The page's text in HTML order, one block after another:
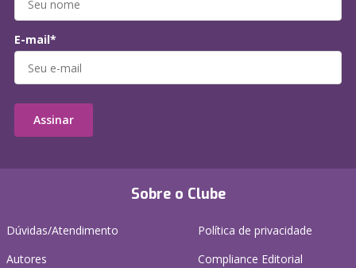
Sobre o Clube
Dúvidas/Atendimento
Autores
Política de privacidade
Compliance Editorial
E-mail*
Assinar